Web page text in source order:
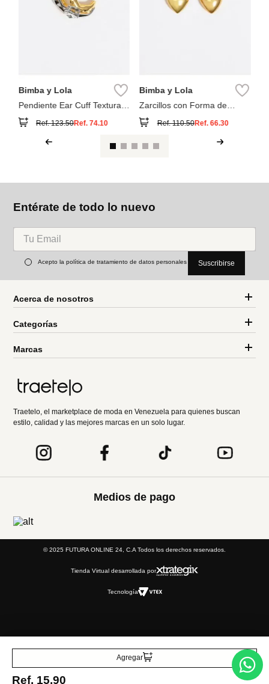
Agregar
Ref. 15.90
Bimba y Lola
Pendiente Ear Cuff Textura
Ref.123.50Ref.74.10
Bimba y Lola
Zarcillos con Forma de
Ref.110.50Ref. 66.30
Entérate de todo lo nuevo
Acepto la política de tratamiento de datos personales Suscribirse
Acerca de nosotros
Categorías
Marcas
Traetelo, el marketplace de moda en Venezuela para quienes buscan
estilo, calidad y las mejores marcas en un solo lugar.
Medios de pago
© 2025 FUTURA ONLINE 24, C.A Todos los derechos reservados.
Tienda Virtual desarrollada por
Tecnología